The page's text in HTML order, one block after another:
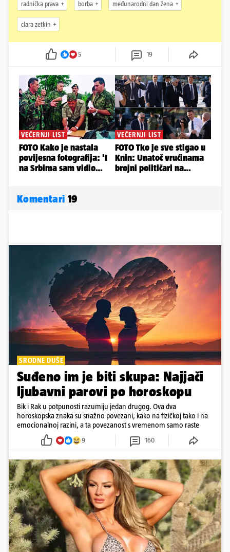
radnička prava borba međunarodni dan žena
clara zetkin
5 19
Komentari 19
SRODNE DUŠE
Suđeno im je biti skupa: Najjači
ljubavni parovi po horoskopu
Bik i Rak u potpunosti razumiju jedan drugog. Ova dva
horoskopska znaka su snažno povezani, kako na fizičkoj tako i na
emocionalnoj razini, a ta povezanost s vremenom samo raste
9 160